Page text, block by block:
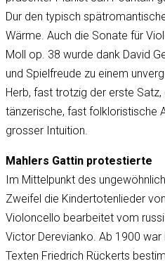
Dur den typisch
Wärme. Auch die Sonate für
Moll op. 38 wurde dank David
und Spielfreude zu einem
Herb, fast trotzig der erste
tänzerische, fast folkloristische
grosser Intuition.
Mahlers Gattin protestierte
Im Mittelpunkt des
Zweifel die Kindertotenlieder
Violoncello bearbeitet vom
Victor Derevianko. Ab 1900
Texten Friedrich Rückerts